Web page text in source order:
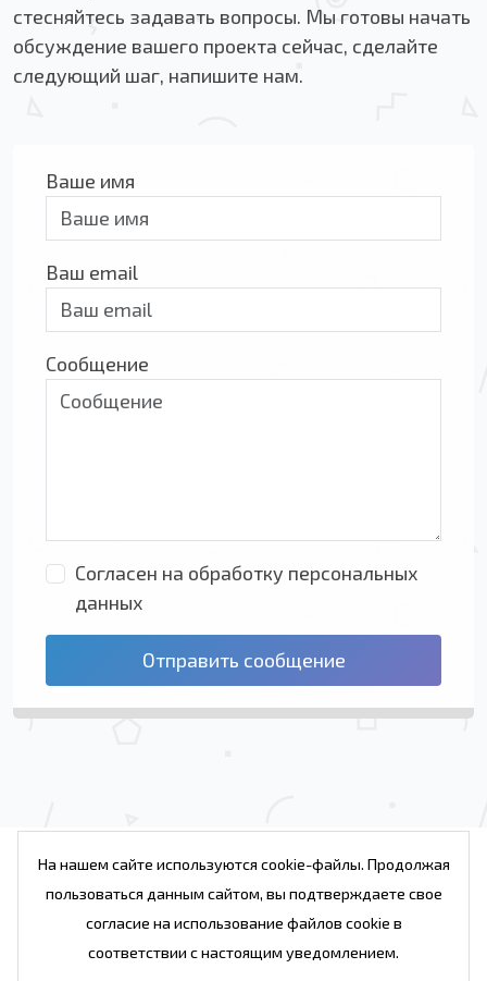
стесняйтесь задавать вопросы. Мы готовы начать
обсуждение вашего проекта сейчас, сделайте
следующий шаг, напишите нам.
Ваше имя
Ваш email
Сообщение
Согласен на обработку персональных
данных
Отправить сообщение
Проекты Услуги Веб студия
Блог
Контакты студии
На нашем сайте используются cookie-файлы. Продолжая
пользоваться данным сайтом, вы подтверждаете свое
согласие на использование файлов cookie в
соответствии с настоящим уведомлением.